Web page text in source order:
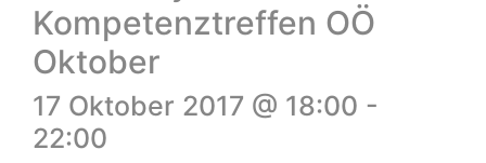
Kompetenztreffen OÖ
Oktober
17 Oktober 2017 @ 18:00 -
22:00